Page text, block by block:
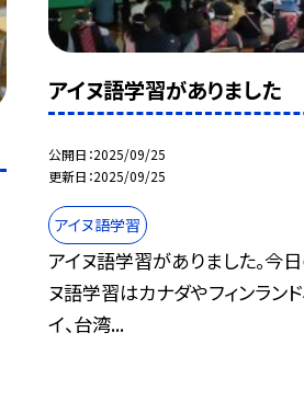
アイヌ語学習がありました
公開日 2025/09/25
更新日 2025/09/25
アイヌ語学習
アイヌ語学習がありました。今
ヌ語学習はカナダやフィンランド
イ、台湾...